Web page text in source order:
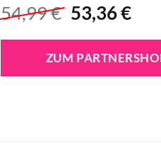
54,99€
Preis
war:
54,99 €
53,36€
ist:
ZUM